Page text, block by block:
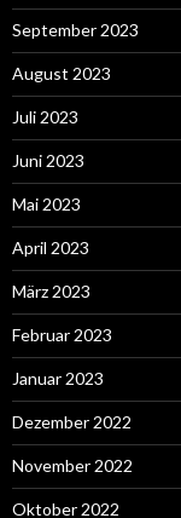
September 2023
August 2023
Juli 2023
Juni 2023
Mai 2023
April 2023
März 2023
Februar 2023
Januar 2023
Dezember 2022
November 2022
Oktober 2022